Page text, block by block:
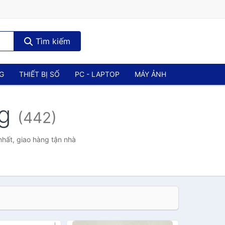
Tìm kiếm
THIẾT BỊ SỐ PC - LAPTOP MÁY ẢNH
(442)
giao hàng tận nhà